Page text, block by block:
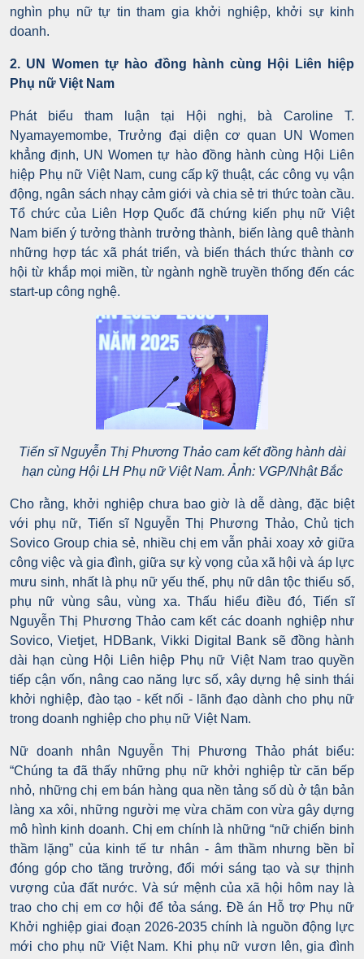
nghìn phụ nữ tự tin tham gia khởi nghiệp, khởi sự kinh
doanh.
2. UN Women tự hào đồng hành cùng Hội Liên hiệp
Phụ nữ Việt Nam
Phát biểu tham luận tại Hội nghị, bà Caroline T.
Nyamayemombe, Trưởng đại diện cơ quan UN Women
khẳng định, UN Women tự hào đồng hành cùng Hội Liên
hiệp Phụ nữ Việt Nam, cung cấp kỹ thuật, các công vụ vận
động, ngân sách nhạy cảm giới và chia sẻ tri thức toàn cầu.
Tổ chức của Liên Hợp Quốc đã chứng kiến phụ nữ Việt
Nam biến ý tưởng thành trưởng thành, biến làng quê thành
những hợp tác xã phát triển, và biến thách thức thành cơ
hội từ khắp mọi miền, từ ngành nghề truyền thống đến các
start-up công nghệ.
Tiến sĩ Nguyễn Thị Phương Thảo cam kết đồng hành dài
hạn cùng Hội LH Phụ nữ Việt Nam. Ảnh: VGP/Nhật Bắc
Cho rằng, khởi nghiệp chưa bao giờ là dễ dàng, đặc biệt
với phụ nữ, Tiến sĩ Nguyễn Thị Phương Thảo, Chủ tịch
Sovico Group chia sẻ, nhiều chị em vẫn phải xoay xở giữa
công việc và gia đình, giữa sự kỳ vọng của xã hội và áp lực
mưu sinh, nhất là phụ nữ yếu thế, phụ nữ dân tộc thiểu số,
phụ nữ vùng sâu, vùng xa. Thấu hiểu điều đó, Tiến sĩ
Nguyễn Thị Phương Thảo cam kết các doanh nghiệp như
Sovico, Vietjet, HDBank, Vikki Digital Bank sẽ đồng hành
dài hạn cùng Hội Liên hiệp Phụ nữ Việt Nam trao quyền
tiếp cận vốn, nâng cao năng lực số, xây dựng hệ sinh thái
khởi nghiệp, đào tạo - kết nối - lãnh đạo dành cho phụ nữ
trong doanh nghiệp cho phụ nữ Việt Nam.
Nữ doanh nhân Nguyễn Thị Phương Thảo phát biểu:
“Chúng ta đã thấy những phụ nữ khởi nghiệp từ căn bếp
nhỏ, những chị em bán hàng qua nền tảng số dù ở tận bản
làng xa xôi, những người mẹ vừa chăm con vừa gây dựng
mô hình kinh doanh. Chị em chính là những “nữ chiến binh
thầm lặng” của kinh tế tư nhân - âm thầm nhưng bền bỉ
đóng góp cho tăng trưởng, đổi mới sáng tạo và sự thịnh
vượng của đất nước. Và sứ mệnh của xã hội hôm nay là
trao cho chị em cơ hội để tỏa sáng. Đề án Hỗ trợ Phụ nữ
Khởi nghiệp giai đoạn 2026-2035 chính là nguồn động lực
mới cho phụ nữ Việt Nam. Khi phụ nữ vươn lên, gia đình